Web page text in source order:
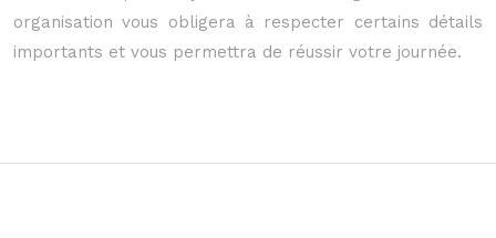
organisation vous obligera à respecter certains détails
importants et vous permettra de réussir votre journée.